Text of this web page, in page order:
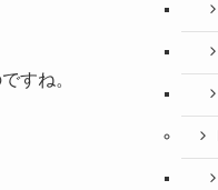
すね。